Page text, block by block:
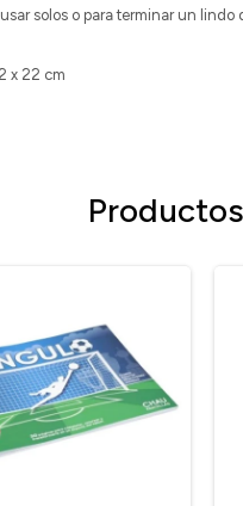
solos o para terminar un lindo
x 22 cm